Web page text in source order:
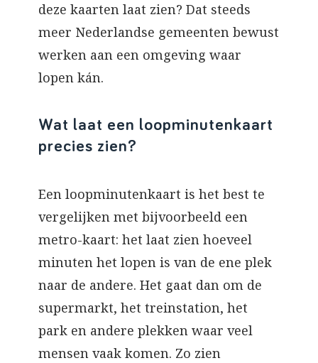
deze kaarten laat zien? Dat steeds
meer Nederlandse gemeenten bewust
werken aan een omgeving waar
lopen kán.
Wat laat een loopminutenkaart
precies zien?
Een loopminutenkaart is het best te
vergelijken met bijvoorbeeld een
metro-kaart: het laat zien hoeveel
minuten het lopen is van de ene plek
naar de andere. Het gaat dan om de
supermarkt, het treinstation, het
park en andere plekken waar veel
mensen vaak komen. Zo zien